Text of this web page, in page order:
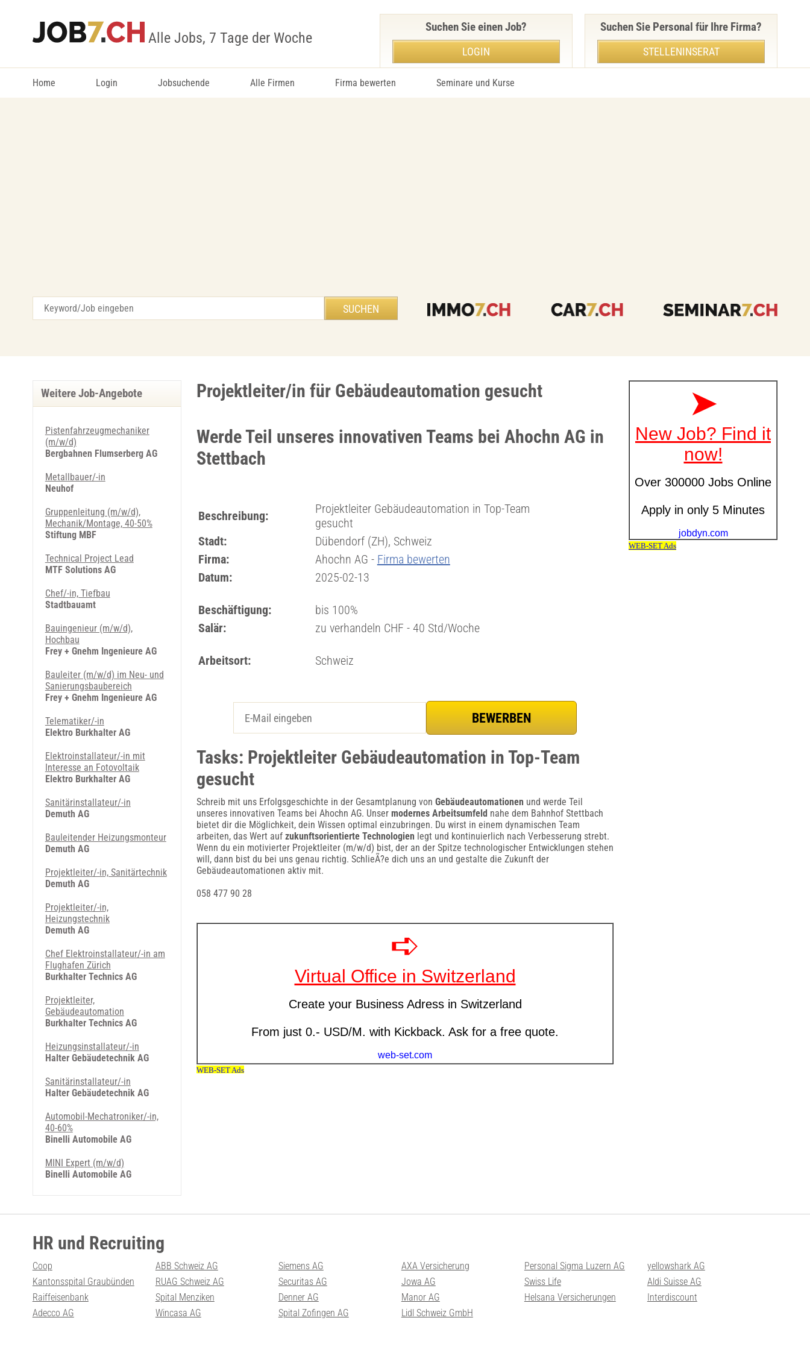
Alle Jobs, 7 Tage der Woche
Home Login Jobsuchende Alle Firmen Firma bewerten Seminare und Kurse
Suchen Sie einen Job?
LOGIN
Suchen Sie Personal für Ihre Firma?
STELLENINSERAT
Projektleiter/in für Gebäudeautomation gesucht
Werde Teil unseres innovativen Teams bei Ahochn AG in
Stettbach
Beschreibung:
Projektleiter Gebäudeautomation in Top-Team
gesucht
Stadt:
Dübendorf (ZH), Schweiz
Firma:
Ahochn AG - Firma bewerten
Datum:
2025-02-13
Beschäftigung:
bis 100%
Salär:
zu verhandeln CHF - 40 Std/Woche
Arbeitsort: Schweiz
Tasks: Projektleiter Gebäudeautomation in Top-Team
gesucht
Schreib mit uns Erfolgsgeschichte in der Gesamtplanung von Gebäudeautomationen und werde Teil
unseres innovativen Teams bei Ahochn AG. Unser modernes Arbeitsumfeld nahe dem Bahnhof Stettbach
bietet dir die Möglichkeit, dein Wissen optimal einzubringen. Du wirst in einem dynamischen Team
arbeiten, das Wert auf zukunftsorientierte Technologien legt und kontinuierlich nach Verbesserung strebt.
Wenn du ein motivierter Projektleiter (m/w/d) bist, der an der Spitze technologischer Entwicklungen stehen
will, dann bist du bei uns genau richtig. SchlieÃ?e dich uns an und gestalte die Zukunft der
Gebäudeautomationen aktiv mit.
058 477 90 28
Weitere Job-Angebote
Pistenfahrzeugmechaniker
(m/w/d)
Bergbahnen Flumserberg AG
Metallbauer/-in
Neuhof
Gruppenleitung (m/w/d),
Mechanik/Montage, 40-50%
Stiftung MBF
Technical Project Lead
MTF Solutions AG
Chef/-in, Tiefbau
Stadtbauamt
Bauingenieur (m/w/d),
Hochbau
Frey + Gnehm Ingenieure AG
Bauleiter (m/w/d) im Neu- und
Sanierungsbaubereich
Frey + Gnehm Ingenieure AG
Telematiker/-in
Elektro Burkhalter AG
Elektroinstallateur/-in mit
Interesse an Fotovoltaik
Elektro Burkhalter AG
Sanitär­installateur/-in
Demuth AG
Bauleitender Heizungsmonteur
Demuth AG
Projektleiter/-in, Sanitärtechnik
Demuth AG
Projektleiter/-in,
Heizungstechnik
Demuth AG
Chef Elektroinstallateur/-in am
Flughafen Zürich
Burkhalter Technics AG
Projektleiter,
Gebäudeautomation
Burkhalter Technics AG
Heizungsinstallateur/-in
Halter Gebäudetechnik AG
Sanitärinstallateur/-in
Halter Gebäudetechnik AG
Automobil-Mechatroniker/-in,
40-60%
Binelli Automobile AG
MINI Expert (m/w/d)
Binelli Automobile AG
HR und Recruiting
Coop ABB Schweiz AG Siemens AG AXA Versicherung Personal Sigma Luzern AG
yellowshark AG
Kantonsspital Graubünden
RUAG Schweiz AG Securitas AG Jowa AG Swiss Life
Aldi Suisse AG
Raiffeisenbank
Spital Menziken Denner AG Manor AG Helsana Versicherungen
Interdiscount
Adecco AG
Wincasa AG Spital Zofingen AG Lidl Schweiz GmbH